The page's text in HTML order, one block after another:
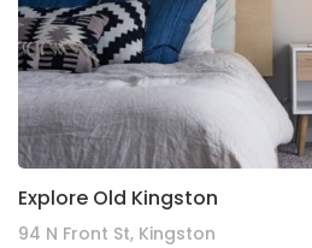
Explore Old Kingston
94 N Front St, Kingston